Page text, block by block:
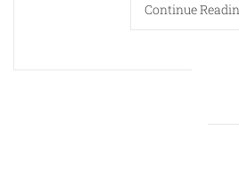
Continue